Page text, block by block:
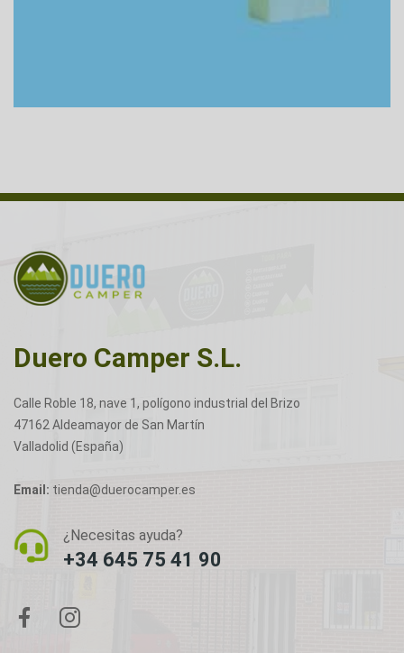
Duero Camper S.L.
Calle Roble 18, nave 1, polígono industrial del Brizo
47162 Aldeamayor de San Martín
Valladolid (España)
Email: tienda@duerocamper.es
¿Necesitas ayuda?
+34 645 75 41 90